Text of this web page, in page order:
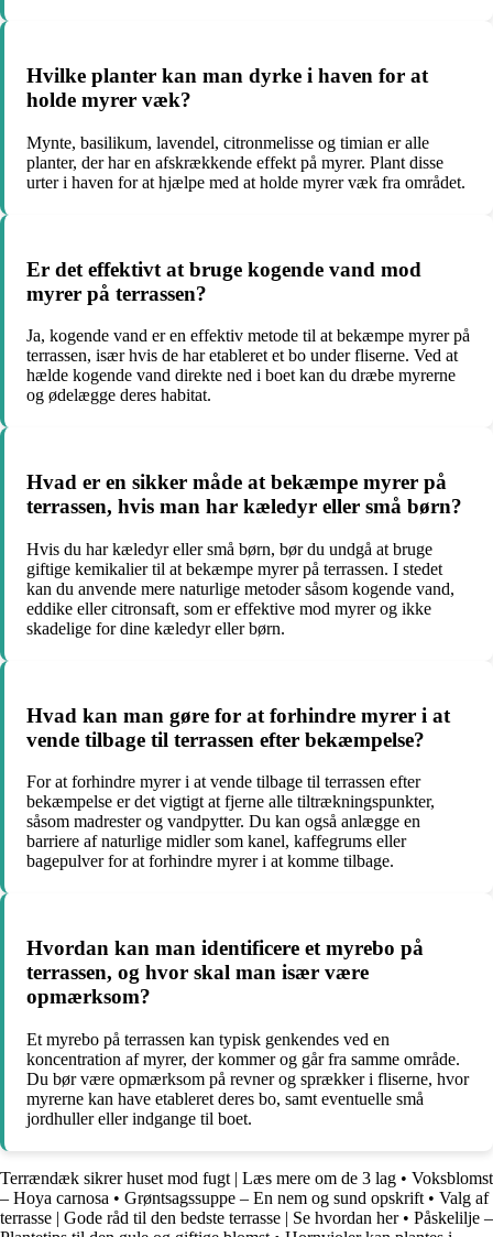
Hvilke planter kan man dyrke i haven for at
holde myrer væk?
Mynte, basilikum, lavendel, citronmelisse og timian er alle
planter, der har en afskrækkende effekt på myrer. Plant disse
urter i haven for at hjælpe med at holde myrer væk fra området.
Er det effektivt at bruge kogende vand mod
myrer på terrassen?
Ja, kogende vand er en effektiv metode til at bekæmpe myrer på
terrassen, især hvis de har etableret et bo under fliserne. Ved at
hælde kogende vand direkte ned i boet kan du dræbe myrerne
og ødelægge deres habitat.
Hvad er en sikker måde at bekæmpe myrer på
terrassen, hvis man har kæledyr eller små børn?
Hvis du har kæledyr eller små børn, bør du undgå at bruge
giftige kemikalier til at bekæmpe myrer på terrassen. I stedet
kan du anvende mere naturlige metoder såsom kogende vand,
eddike eller citronsaft, som er effektive mod myrer og ikke
skadelige for dine kæledyr eller børn.
Hvad kan man gøre for at forhindre myrer i at
vende tilbage til terrassen efter bekæmpelse?
For at forhindre myrer i at vende tilbage til terrassen efter
bekæmpelse er det vigtigt at fjerne alle tiltrækningspunkter,
såsom madrester og vandpytter. Du kan også anlægge en
barriere af naturlige midler som kanel, kaffegrums eller
bagepulver for at forhindre myrer i at komme tilbage.
Hvordan kan man identificere et myrebo på
terrassen, og hvor skal man især være
opmærksom?
Et myrebo på terrassen kan typisk genkendes ved en
koncentration af myrer, der kommer og går fra samme område.
Du bør være opmærksom på revner og sprækker i fliserne, hvor
myrerne kan have etableret deres bo, samt eventuelle små
jordhuller eller indgange til boet.
Terrændæk sikrer huset mod fugt | Læs mere om de 3 lag • Voksblomst
– Hoya carnosa • Grøntsagssuppe – En nem og sund opskrift • Valg af
terrasse | Gode råd til den bedste terrasse | Se hvordan her• Påskelilje –